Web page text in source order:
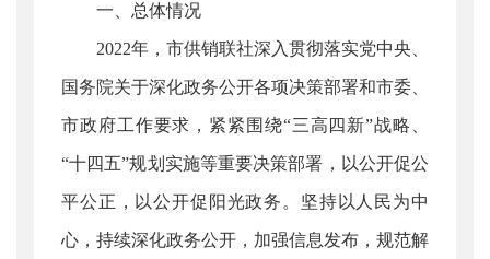
一、总体情况
2022年，市供销联社深入贯彻落实党中央、
国务院关于深化政务公开各项决策部署和市委、
市政府工作要求，紧紧围绕“三高四新”战略、
“十四五”规划实施等重要决策部署，以公开促公
平公正，以公开促阳光政务。坚持以人民为中
心，持续深化政务公开，加强信息发布，规范解